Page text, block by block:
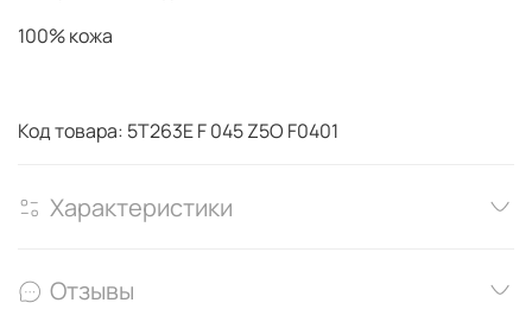
100% кожа
Код товара: 5T263E F 045 Z5O F0401
Характеристики
Отзывы